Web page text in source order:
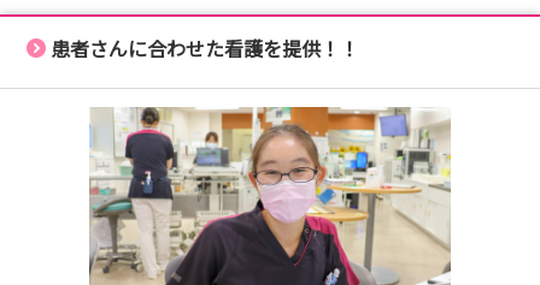
患者さんに合わせた看護を提供！！